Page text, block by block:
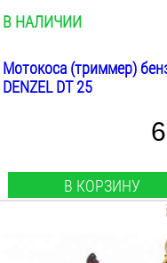
В НАЛИЧИИ
Мотокоса (триммер)
DENZEL DT 25
В КОРЗИНУ